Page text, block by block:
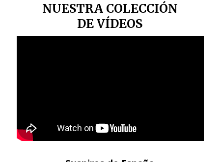
NUESTRA COLECCIÓN
DE VÍDEOS